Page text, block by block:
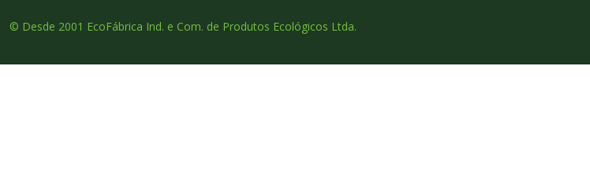
© Desde 2001 EcoFábrica Ind. e Com. de Produtos Ecológicos Ltda.